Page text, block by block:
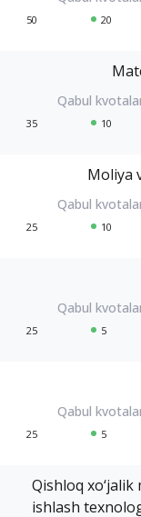
50 20
35 10
Moliya
25 10
25 5
25 5
Qishloq
ishlash